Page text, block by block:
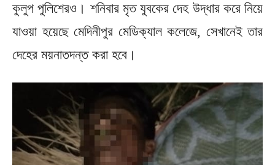
কুলুপ পুলিশেরও। শনিবার মৃত যুবকের দেহ উদ্ধার করে নিয়ে
যাওয়া হয়েছে মেদিনীপুর মেডিক্যাল কলেজে, সেখানেই তার
দেহের ময়নাতদন্ত করা হবে।